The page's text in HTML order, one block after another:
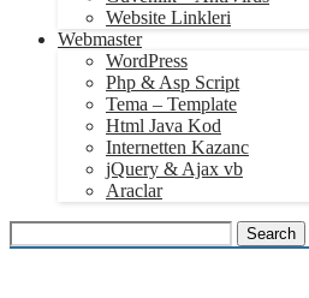
Website Linkleri
Webmaster
WordPress
Php & Asp Script
Tema – Template
Html Java Kod
Internetten Kazanc
jQuery & Ajax vb
Araclar